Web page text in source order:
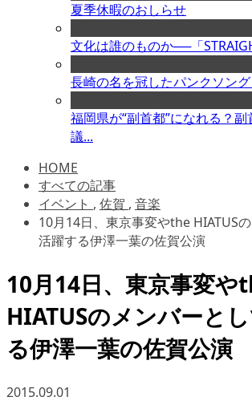
夏季休暇のおしらせ
文化は誰のものか──「
長崎の名を冠したパンクソン
福岡県が“副首都”になれる？副
議...
HOME
すべての記事
イベント , 佐賀 , 音楽
10月14日、東京事変やthe HIATUS
活躍する伊澤一葉の佐賀公演
10月14日、東京事変や
HIATUSのメンバーと
る伊澤一葉の佐賀公演
2015.09.01